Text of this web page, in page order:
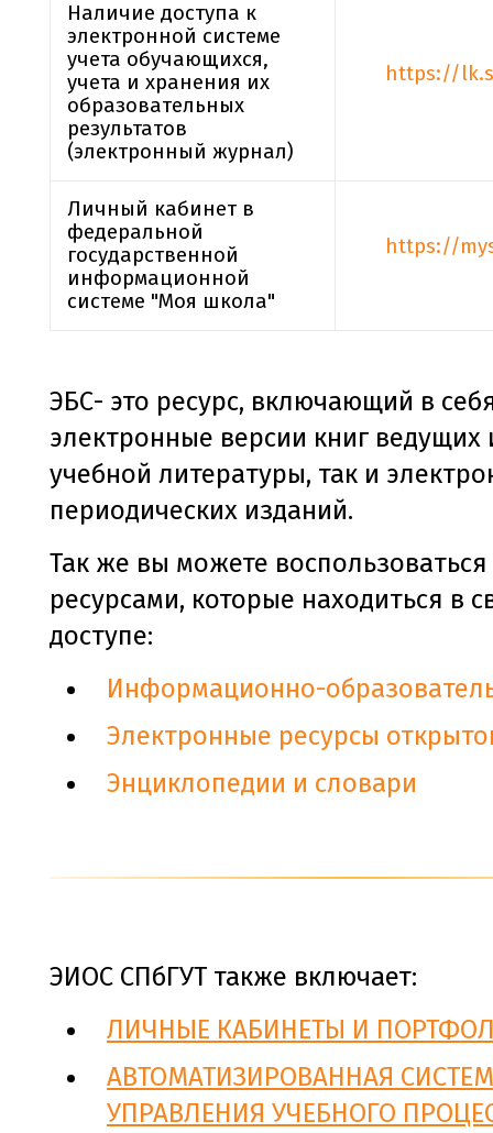
Наличие доступа к
электронной системе
учета обучающихся,
учета и хранения их
образовательных
результатов
(электронный журнал)
https://
Личный кабинет в
федеральной
государственной
информационной
системе "Моя школа"
https://
ЭБС- это ресурс, включающий в
электронные версии книг ведущих
учебной литературы, так и
периодических изданий.
Так же вы можете
ресурсами, которые находиться в
доступе:
Информационно-
Электронные ресурсы
Энциклопедии и словари
ЭИОС СПбГУТ также включает:
ЛИЧНЫЕ КАБИНЕТЫ И
АВТОМАТИЗИРОВАННАЯ
УПРАВЛЕНИЯ УЧЕБНОГО